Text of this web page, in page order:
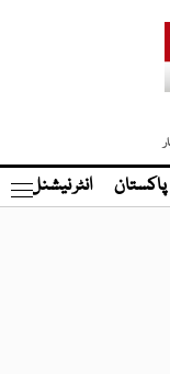
پاکستان انٹر نیشنل